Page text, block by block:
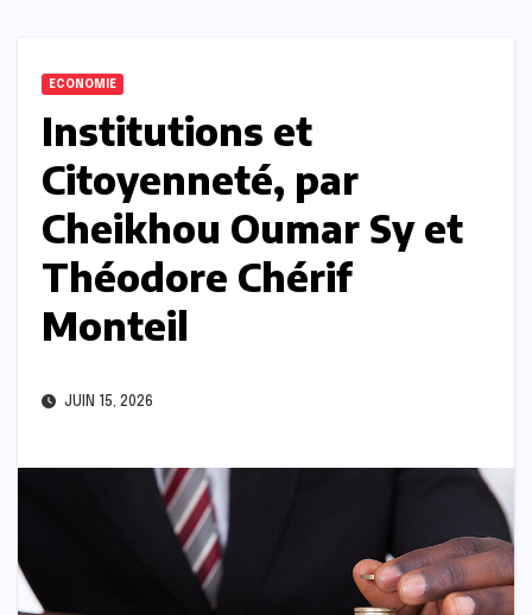
ECONOMIE
Institutions et
Citoyenneté, par
Cheikhou Oumar Sy et
Théodore Chérif
Monteil
JUIN 15, 2026